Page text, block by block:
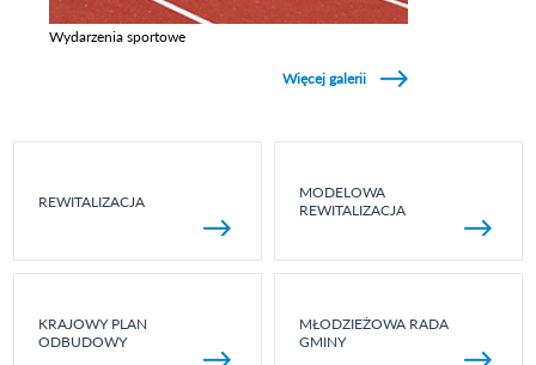
Wydarzenia sportowe
Więcej galerii
REWITALIZACJA
MODELOWA
REWITALIZACJA
KRAJOWY PLAN
ODBUDOWY
MŁODZIEŻOWA RADA
GMINY